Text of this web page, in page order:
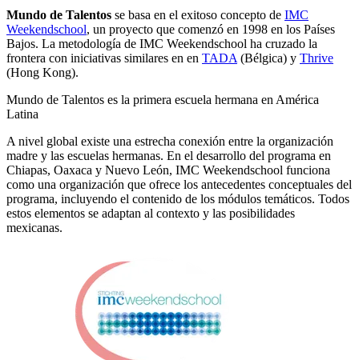
Mundo de Talentos se basa en el exitoso concepto de IMC
Weekendschool, un proyecto que comenzó en 1998 en los Países
Bajos. La metodología de IMC Weekendschool ha cruzado la
frontera con iniciativas similares en en TADA (Bélgica) y Thrive
(Hong Kong).
Mundo de Talentos es la primera escuela hermana en América
Latina
A nivel global existe una estrecha conexión entre la organización
madre y las escuelas hermanas. En el desarrollo del programa en
Chiapas, Oaxaca y Nuevo León, IMC Weekendschool funciona
como una organización que ofrece los antecedentes conceptuales del
programa, incluyendo el contenido de los módulos temáticos. Todos
estos elementos se adaptan al contexto y las posibilidades
mexicanas.